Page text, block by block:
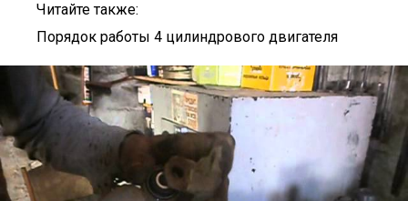
Читайте также:
Порядок работы 4 цилиндрового двигателя